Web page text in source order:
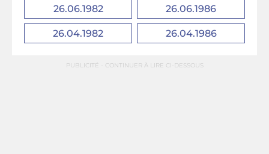
26.06.1982 26.06.1986
26.04.1982 26.04.1986
PUBLICITÉ - CONTINUER À LIRE CI-DESSOUS